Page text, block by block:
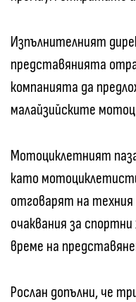
Изпълнителният
представянията
компанията да
малайзийските
Мотоциклетният
като
отговарят на
очаквания за
време на
Рослан допълни, че